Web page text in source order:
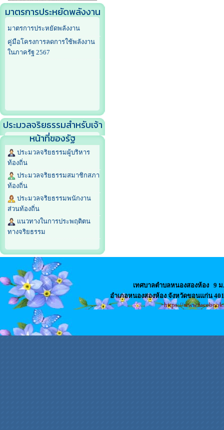
มาตรการประหยัดพลังงาน
มาตรการประหยัดพลังงาน
คู่มือโครงการลดการใช้พลังงาน
ในภาครัฐ 2567
ประมวลจริยธรรมสำหรับเจ้า
หน้าที่ของรัฐ
ประมวลจริยธรรมผู้บริหาร
ท้องถิ่น
ประมวลจริยธรรมสมาชิกสภา
ท้องถิ่น
ประมวลจริยธรรมพนักงาน
ส่วนท้องถิ่น
แนวทางในการประพฤติตน
ทางจริยธรรม
เทศบาลตำบลหนองสองห้อง 9
อำเภอหนองสองห้อง จังหวัดขอนแก่น
https://
สล็อตเว็บตรง เว็บปั้มไลค์